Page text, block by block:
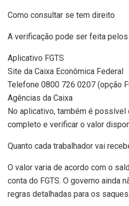
Como consultar se tem direito
A verificação pode ser feita
Aplicativo FGTS
Site da Caixa Econômica Federal
Telefone 0800 726 0207 (opção
Agências da Caixa
No aplicativo, também é possível
completo e verificar o valor
Quanto cada trabalhador vai
O valor varia de acordo com o
conta do FGTS. O governo ainda
regras detalhadas para os saques.